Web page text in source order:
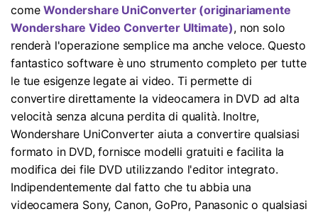
come Wondershare UniConverter (originariamente
Wondershare Video Converter Ultimate), non solo
renderà l'operazione semplice ma anche veloce. Questo
fantastico software è uno strumento completo per tutte
le tue esigenze legate ai video. Ti permette di
convertire direttamente la videocamera in DVD ad alta
velocità senza alcuna perdita di qualità. Inoltre,
Wondershare UniConverter aiuta a convertire qualsiasi
formato in DVD, fornisce modelli gratuiti e facilita la
modifica dei file DVD utilizzando l'editor integrato.
Indipendentemente dal fatto che tu abbia una
videocamera Sony, Canon, GoPro, Panasonic o qualsiasi